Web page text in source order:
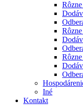
Iné
Kontakt